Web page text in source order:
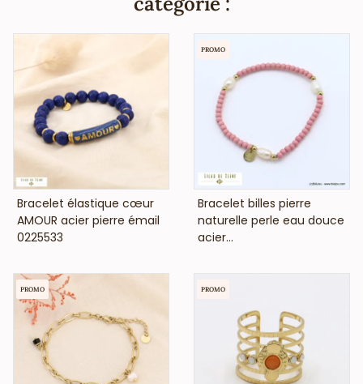
VOIR LE PRIX
Bracelet élastique cœur
AMOUR acier pierre émail
0225533
VOIR LE PRIX
Bracelet billes pierre
naturelle perle eau douce
acier...
PROMO
PROMO PROMO